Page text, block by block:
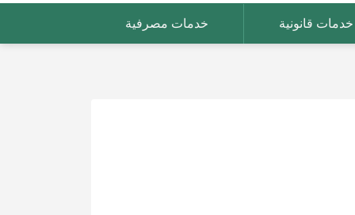
خدمات قانونية خدمات مصرفية